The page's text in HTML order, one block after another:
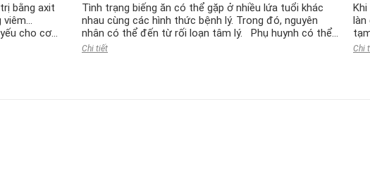
bằng axit
cho cơ
...
Tình trạng biếng ăn có thể gặp ở nhiều lứa tuổi khác
nhau cùng các hình thức bệnh lý. Trong đó, nguyên
nhân có thể đến từ rối loạn tâm lý. Phụ huynh có thể
chủ động thay đổi cách ...
Chi tiết
làn
Chi